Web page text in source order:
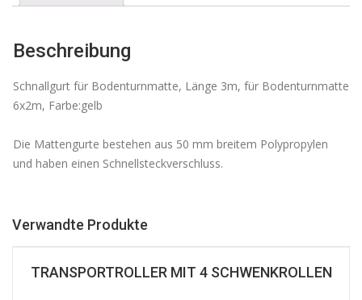
Beschreibung
Schnallgurt für Bodenturnmatte, Länge 3m, für Bodenturnmatte
6x2m, Farbe:gelb
Die Mattengurte bestehen aus 50 mm breitem Polypropylen
und haben einen Schnellsteckverschluss.
Verwandte Produkte
TRANSPORTROLLER MIT 4 SCHWENKROLLEN